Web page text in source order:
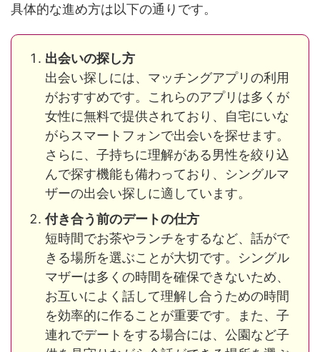
具体的な進め方は以下の通りです。
出会いの探し方
出会い探しには、マッチングアプリの利用
がおすすめです。これらのアプリは多くが
女性に無料で提供されており、自宅にいな
がらスマートフォンで出会いを探せます。
さらに、子持ちに理解がある男性を絞り込
んで探す機能も備わっており、シングルマ
ザーの出会い探しに適しています​。
付き合う前のデートの仕方
短時間でお茶やランチをするなど、話がで
きる場所を選ぶことが大切です。シングル
マザーは多くの時間を確保できないため、
お互いによく話して理解し合うための時間
を効率的に作ることが重要です。また、子
連れでデートをする場合には、公園など子